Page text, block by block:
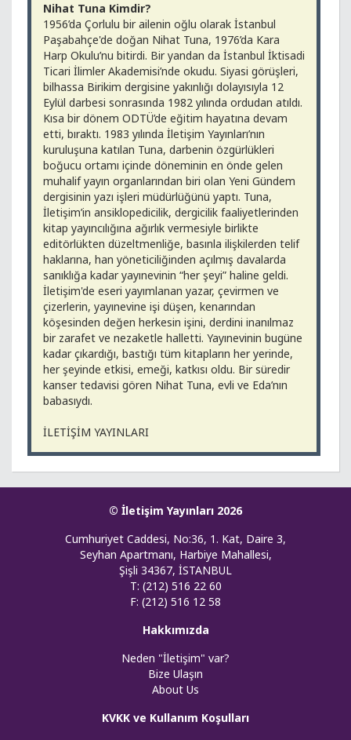
Nihat Tuna Kimdir?
1956’da Çorlulu bir ailenin oğlu olarak İstanbul
Paşabahçe'de doğan Nihat Tuna, 1976’da Kara
Harp Okulu’nu bitirdi. Bir yandan da İstanbul İktisadi
Ticari İlimler Akademisi’nde okudu. Siyasi görüşleri,
bilhassa Birikim dergisine yakınlığı dolayısıyla 12
Eylül darbesi sonrasında 1982 yılında ordudan atıldı.
Kısa bir dönem ODTÜ’de eğitim hayatına devam
etti, bıraktı. 1983 yılında İletişim Yayınları’nın
kuruluşuna katılan Tuna, darbenin özgürlükleri
boğucu ortamı içinde döneminin en önde gelen
muhalif yayın organlarından biri olan Yeni Gündem
dergisinin yazı işleri müdürlüğünü yaptı. Tuna,
İletişim’in ansiklopedicilik, dergicilik faaliyetlerinden
kitap yayıncılığına ağırlık vermesiyle birlikte
editörlükten düzeltmenliğe, basınla ilişkilerden telif
haklarına, han yöneticiliğinden açılmış davalarda
sanıklığa kadar yayınevinin “her şeyi” haline geldi.
İletişim'de eseri yayımlanan yazar, çevirmen ve
çizerlerin, yayınevine işi düşen, kenarından
köşesinden değen herkesin işini, derdini inanılmaz
bir zarafet ve nezaketle halletti. Yayınevinin bugüne
kadar çıkardığı, bastığı tüm kitapların her yerinde,
her şeyinde etkisi, emeği, katkısı oldu. Bir süredir
kanser tedavisi gören Nihat Tuna, evli ve Eda’nın
babasıydı.
İLETİŞİM YAYINLARI
© İletişim Yayınları 2026
Cumhuriyet Caddesi, No:36, 1. Kat, Daire 3,
Seyhan Apartmanı, Harbiye Mahallesi,
Şişli 34367, İSTANBUL
T: (212) 516 22 60
F: (212) 516 12 58
Hakkımızda
Neden "İletişim" var?
Bize Ulaşın
About Us
KVKK ve Kullanım Koşulları